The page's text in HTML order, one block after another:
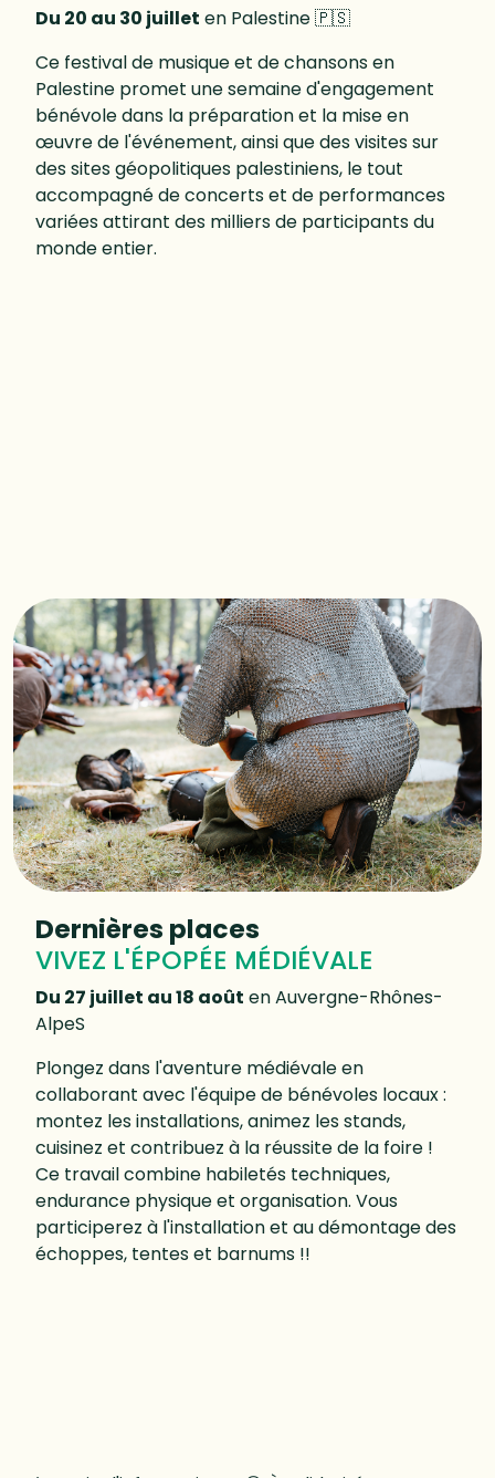
Du 20 au 30 juillet en Palestine 🇵🇸
Ce festival de musique et de chansons en
Palestine promet une semaine d'engagement
bénévole dans la préparation et la mise en
œuvre de l'événement, ainsi que des visites sur
des sites géopolitiques palestiniens, le tout
accompagné de concerts et de performances
variées attirant des milliers de participants du
monde entier.
Dernières places
VIVEZ L'ÉPOPÉE MÉDIÉVALE
Du 27 juillet au 18 août en Auvergne-Rhônes-
AlpeS
Plongez dans l'aventure médiévale en
collaborant avec l'équipe de bénévoles locaux :
montez les installations, animez les stands,
cuisinez et contribuez à la réussite de la foire !
Ce travail combine habiletés techniques,
endurance physique et organisation. Vous
participerez à l'installation et au démontage des
échoppes, tentes et barnums !!